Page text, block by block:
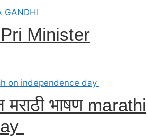
Minister
भाषण marathi